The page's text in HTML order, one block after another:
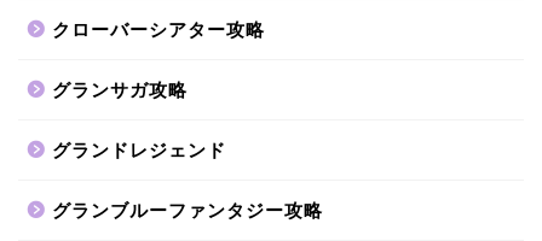
クローバーシアター攻略
グランサガ攻略
グランドレジェンド
グランブルーファンタジー攻略